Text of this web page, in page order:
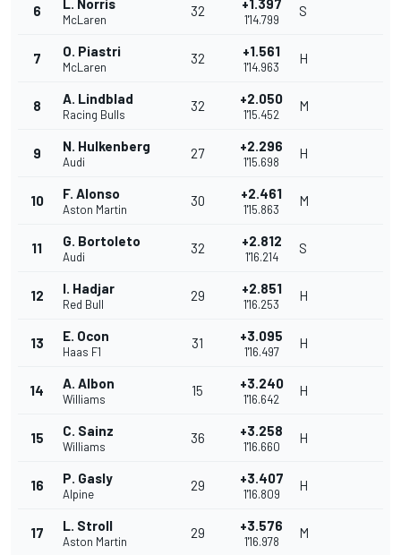
6 L. Norris
McLaren
32 +1.397
1'14.799
S
7 O. Piastri
McLaren
32 +1.561
1'14.963
H
8 A. Lindblad
Racing Bulls
32 +2.050
1'15.452
M
9 N. Hulkenberg
Audi
27 +2.296
1'15.698
H
10 F. Alonso
Aston Martin
30 +2.461
1'15.863
M
11 G. Bortoleto
Audi
32 +2.812
1'16.214
S
12 I. Hadjar
Red Bull
29 +2.851
1'16.253
H
13 E. Ocon
Haas F1
31 +3.095
1'16.497
H
14 A. Albon
Williams
15 +3.240
1'16.642
H
15 C. Sainz
Williams
36 +3.258
1'16.660
H
16 P. Gasly
Alpine
29 +3.407
1'16.809
H
17 L. Stroll
Aston Martin
29 +3.576
1'16.978
M